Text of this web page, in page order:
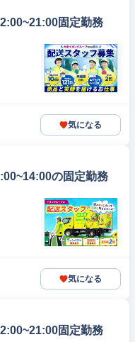
固定勤務
気になる
の固定勤務
気になる
固定勤務